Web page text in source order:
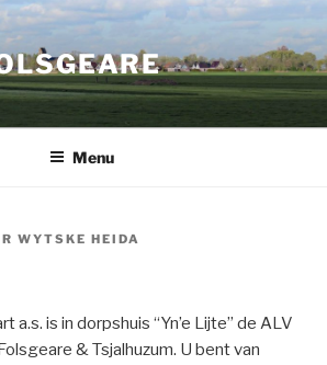
Menu
WYTSKE HEIDA
a.s. is in dorpshuis “Yn’e Lijte” de ALV
& Tsjalhuzum. U bent van